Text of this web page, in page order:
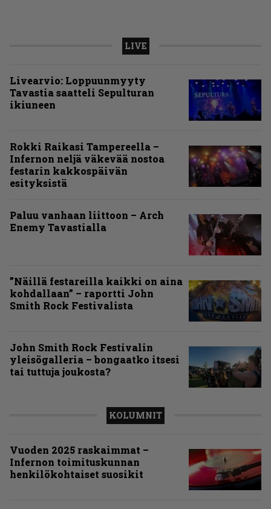
LIVE
Livearvio: Loppuunmyyty
Tavastia saatteli Sepulturan
ikiuneen
Rokki Raikasi Tampereella –
Infernon neljä väkevää nostoa
festarin kakkospäivän
esityksistä
Paluu vanhaan liittoon – Arch
Enemy Tavastialla
”Näillä festareilla kaikki on aina
kohdallaan” – raportti John
Smith Rock Festivalista
John Smith Rock Festivalin
yleisögalleria – bongaatko itsesi
tai tuttuja joukosta?
KOLUMNIT
Vuoden 2025 raskaimmat –
Infernon toimituskunnan
henkilökohtaiset suosikit